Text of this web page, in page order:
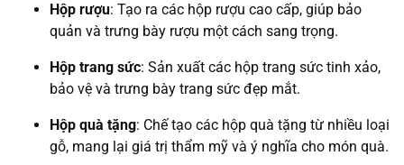
Hộp rượu: Tạo ra các hộp rượu cao cấp, giúp bảo
quản và trưng bày rượu một cách sang trọng.
Hộp trang sức: Sản xuất các hộp trang sức tinh xảo,
bảo vệ và trưng bày trang sức đẹp mắt.
Hộp quà tặng: Chế tạo các hộp quà tặng từ nhiều loại
gỗ, mang lại giá trị thẩm mỹ và ý nghĩa cho món quà.